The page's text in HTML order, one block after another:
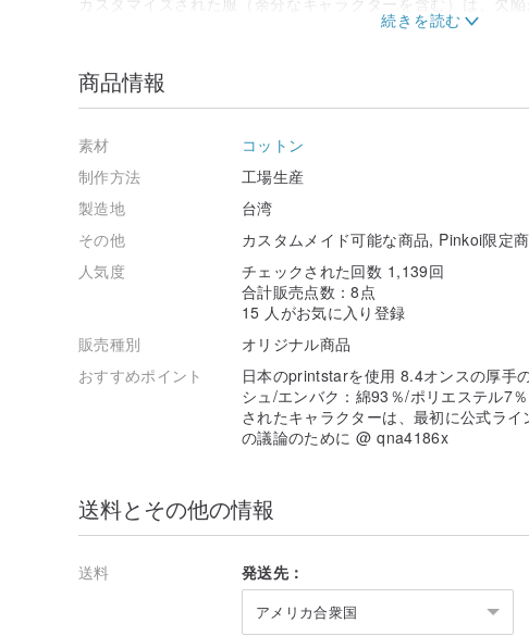
（わずかなかぎ針編み/色差/染みの小さな範囲および染みなど
製品を受け取ってから7日以内に質問をしてください
色の誤差は確実です。ご自身の判断で購入してください
パターンのサイズはデザイナーが設定します。特別なニーズが
ミミはみんながファット・バオ・ティーを好きになることを願
衣服は社内で生産されたものではなく、在庫切れの可能性が
更されたか注文がキャンセルされたかを事前に通知されます。
商品情報
素材
コットン
制作方法
工場生産
製造地
台湾
その他
カスタムメイド可能な商品, Pinkoi限定
人気度
チェックされた回数 1,139回
合計販売点数：8点
15 人がお気に入り登録
販売種別
オリジナル商品
おすすめポイント
日本のprintstarを使用 8.4オンスの厚手
シュ/エンバク：綿93％/ポリエステル7
されたキャラクターは、最初に公式ラ
の議論のために @ qna4186x
送料とその他の情報
送料 発送先：
アメリカ合衆国